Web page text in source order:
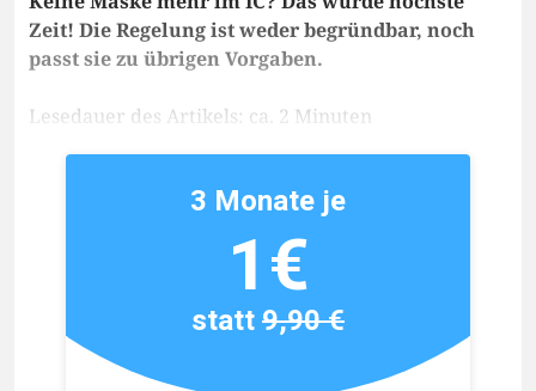
Zeit! Die Regelung ist weder begründbar, noch
passt sie zu übrigen Vorgaben.
Lesedauer des Artikels: ca. 2 Minuten
3 Monate je
1€
statt9,90 €